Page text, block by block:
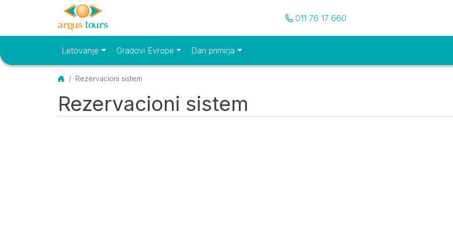
Pozovite nas
011 76 17 660
Osnovni meniLetovanje Gradovi Evrope Dan primirja
Početna
Rezervacioni sistem
Rezervacioni sistem